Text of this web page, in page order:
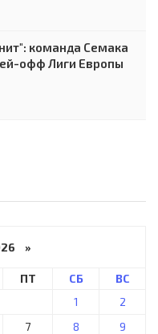
команда Семака
офф Лиги Европы
»
ПТ СБ
ВС
1
2
7 8
9